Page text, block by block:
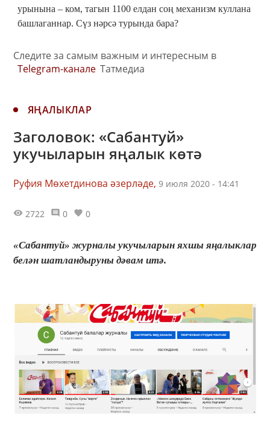
урынына – ком, тагын 1100 елдан соң механизм куллана
башлаганнар. Сүз нәрсә турында бара?
Следите за самым важным и интересным в
Telegram-канале Татмедиа
ЯҢАЛЫКЛАР
Заголовок: «Сабантуй»
укучыларын яңалык көтә
Руфия Мөхетдинова әзерләде, 9 июля 2020 - 14:41
2722 0 0
«Сабантуй» журналы укучыларын яхшы яңалыклар
белән шатландыруны дәвам итә.